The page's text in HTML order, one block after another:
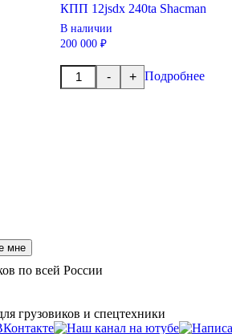
КПП 12jsdx 240ta Shacman
В наличии
200 000 ₽
-
Количество
товара
+ Подробнее
мне
по всей России
грузовиков и спецтехники